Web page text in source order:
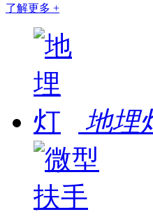
了解更多 +
地埋